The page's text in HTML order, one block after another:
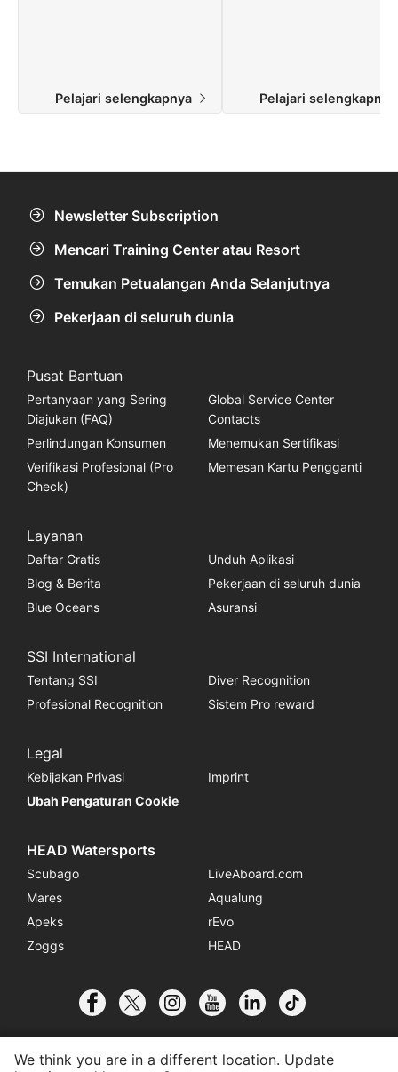
Pelajari selengkapnya Pelajari
Newsletter Subscription
Mencari Training Center atau Resort
Temukan Petualangan Anda Selanjutnya
Pekerjaan di seluruh dunia
Pusat Bantuan
Pertanyaan yang Sering
Diajukan (FAQ)
Global Service Center
Contacts
Perlindungan Konsumen
Menemukan Sertifikasi
Verifikasi Profesional (Pro
Check)
Memesan Kartu Pengganti
Layanan
Daftar Gratis
Unduh Aplikasi
Blog & Berita
Pekerjaan di seluruh dunia
Blue Oceans
Asuransi
SSI International
Tentang SSI
Diver Recognition
Profesional Recognition
Sistem Pro reward
Legal
Kebijakan Privasi
Imprint
Ubah Pengaturan Cookie
HEAD Watersports
Scubago
LiveAboard.com
Mares
Aqualung
Apeks
rEvo
Zoggs
HEAD
We think you are in a different location. Update